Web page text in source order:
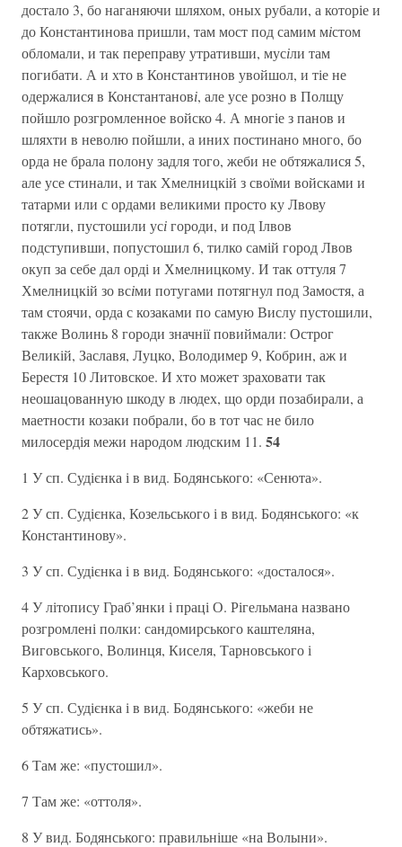
достало 3, бо наганяючи шляхом, оных рубали, а которіе и
до Константинова пришли, там мост под самим містом
обломали, и так переправу утративши, мусіли там
погибати. А и хто в Константинов увойшол, и тіе не
одержалися в Константанові, але усе розно в Полщу
пойшло розгромленное войско 4. А многіе з панов и
шляхти в неволю пойшли, а иних постинано много, бо
орда не брала полону задля того, жеби не обтяжалися 5,
але усе стинали, и так Хмелницкій з своїми войсками и
татарми или с ордами великими просто ку Лвову
потягли, пустошили усігороди, и под Ілвов
подступивши, попустошил 6, тилко самій город Лвов
окуп за себе дал орді и Хмелницкому. И так оттуля 7
Хмелницкій зо всіми потугами потягнул под Замостя, а
там стоячи, орда с козаками по самую Вислу пустошили,
также Волинь 8 городи значнії повиймали: Острог
Великій, Заславя, Луцко, Володимер 9, Кобрин, аж и
Берестя 10 Литовское. И хто может зраховати так
неошацованную шкоду в людех, що орди позабирали, а
маетности козаки побрали, бо в тот час не било
милосердія межи народом людским 11. 54
1 У сп. Судієнка і в вид. Бодянського: «Сенюта».
2 У сп. Судієнка, Козельського і в вид. Бодянського: «к
Константинову».
3 У сп. Судієнка і в вид. Бодянського: «досталося».
4 У літопису Граб’янки і праці О. Рігельмана названо
розгромлені полки: сандомирського каштеляна,
Виговського, Волинця, Киселя, Тарновського і
Карховського.
5 У сп. Судієнка і в вид. Бодянського: «жеби не
обтяжатись».
6 Там же: «пустошил».
7 Там же: «оттоля».
8 У вид. Бодянського: правильніше «на Волыни».